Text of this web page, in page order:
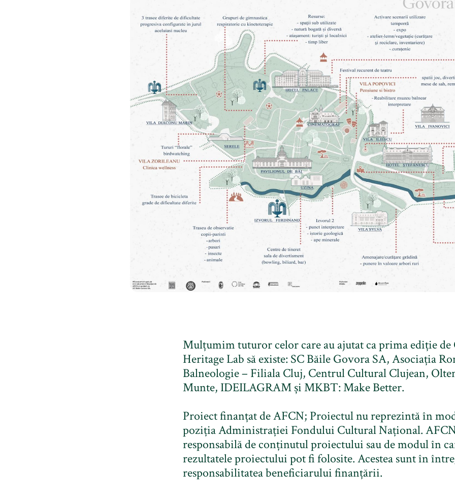
Mulțumim tuturor celor care au ajutat ca prima ediție de
Heritage Lab să existe: SC Băile Govora SA, Asociația
Balneologie – Filiala Cluj, Centrul Cultural Clujean,
Munte, IDEILAGRAM și MKBT: Make Better.
Proiect finanțat de AFCN; Proiectul nu reprezintă în
poziția Administrației Fondului Cultural Național.
responsabilă de conținutul proiectului sau de modul în
rezultatele proiectului pot fi folosite. Acestea sunt în
responsabilitatea beneficiarului finanțării.